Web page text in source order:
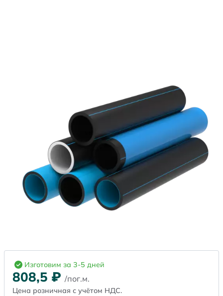
Изготовим за 3-5 дней
808,5 ₽ /пог.м.
Цена розничная с учётом НДС.